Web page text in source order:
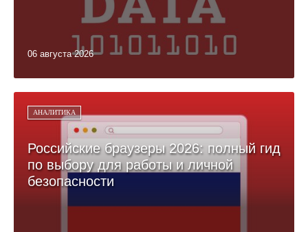
06 августа 2026
АНАЛИТИКА
Российские браузеры 2026: полный гид
по выбору для работы и личной
безопасности